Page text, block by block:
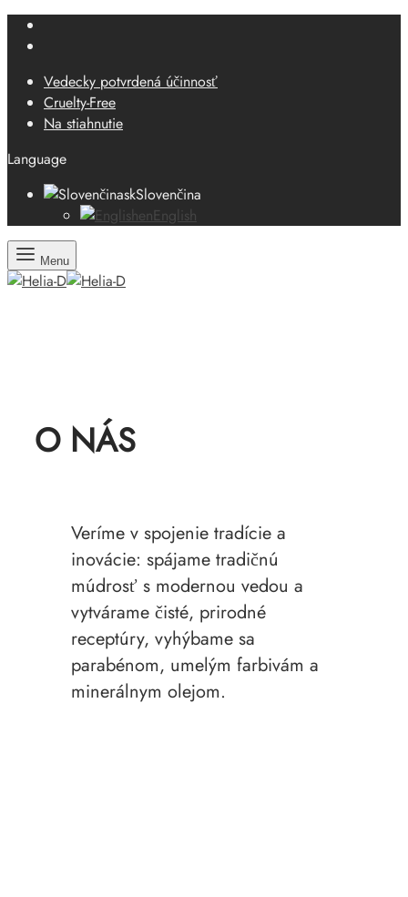
Vedecky potvrdená účinnosť
Cruelty-Free
Na stiahnutie
Language
skSlovenčina
enEnglish
Menu
O NÁS
Veríme v spojenie tradície a
inovácie: spájame tradičnú
múdrosť s modernou vedou a
vytvárame čisté, prirodné
receptúry, vyhýbame sa
parabénom, umelým farbivám a
minerálnym olejom.